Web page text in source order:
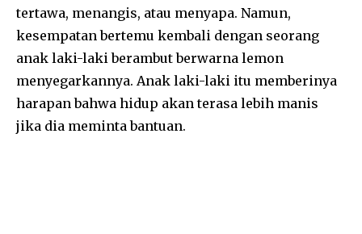
tertawa, menangis, atau menyapa. Namun,
kesempatan bertemu kembali dengan seorang
anak laki-laki berambut berwarna lemon
menyegarkannya. Anak laki-laki itu memberinya
harapan bahwa hidup akan terasa lebih manis
jika dia meminta bantuan.